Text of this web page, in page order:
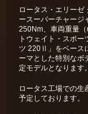
ロータス・エリーゼ
ースーパーチャージ
250Nm、車両重量
トウェイト・スポ
ツ 220Ⅱ」をベース
ーマとした特別なボ
定モデルとなります。
ロータス工場での
予定しております。